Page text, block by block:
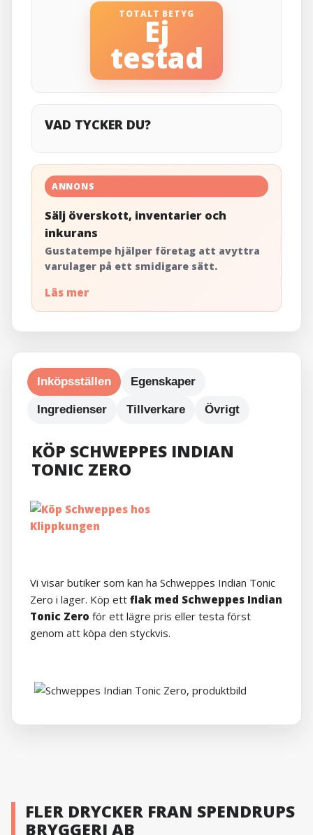
TOTALT BETYG
Ej
testad
VAD TYCKER DU?
ANNONS
Sälj överskott, inventarier och
inkurans
Gustatempe hjälper företag att avyttra
varulager på ett smidigare sätt.
Läs mer
Inköpsställen Egenskaper
Ingredienser Tillverkare Övrigt
KÖP SCHWEPPES INDIAN
TONIC ZERO
Vi visar butiker som kan ha Schweppes Indian Tonic
Zero i lager. Köp ett flak med Schweppes Indian
Tonic Zero för ett lägre pris eller testa först
genom att köpa den styckvis.
FLER DRYCKER FRAN SPENDRUPS
BRYGGERI AB